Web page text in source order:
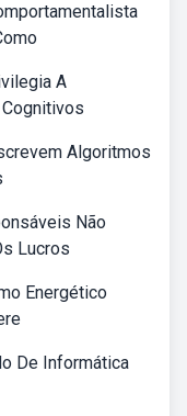
A
Algoritmos
Não
Lucros
Energético
De Informática